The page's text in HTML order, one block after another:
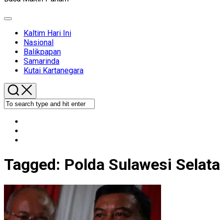
Expand
Kaltim Hari Ini
Nasional
Balikpapan
Samarinda
Kutai Kartanegara
Tagged: Polda Sulawesi